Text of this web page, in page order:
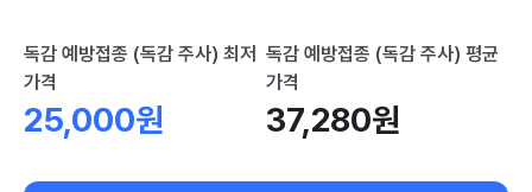
독감 예방접종 (독감 주사) 최저
가격
25,000원
독감 예방접종 (독감 주사) 평균
가격
37,280원